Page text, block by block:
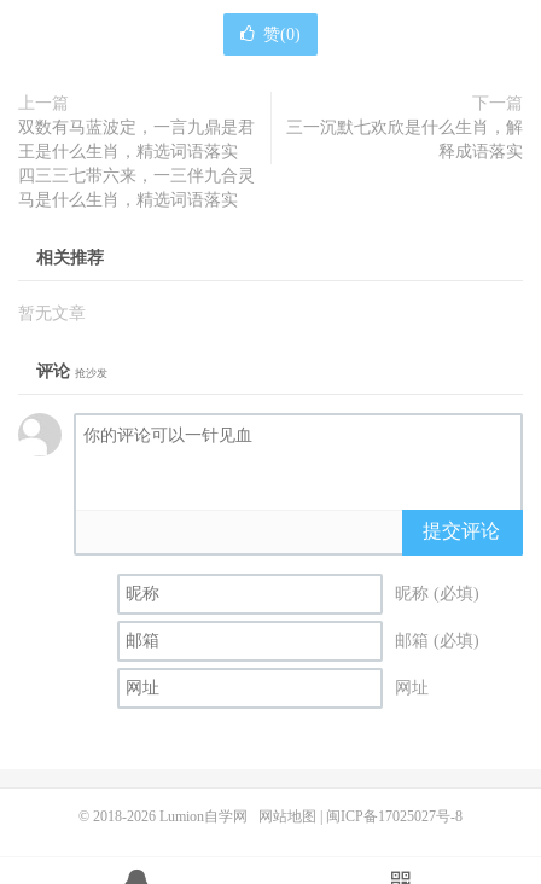
赞(0)
上一篇
双数有马蓝波定，一言九鼎是君
王是什么生肖，精选词语落实
四三三七带六来，一三伴九合灵
马是什么生肖，精选词语落实
下一篇
三一沉默七欢欣是什么生肖，解
释成语落实
相关推荐
暂无文章
评论 抢沙发
提交评论
昵称 (必填)
邮箱 (必填)
网址
© 2018-2026 Lumion自学网 网站地图 闽ICP备17025027号-8